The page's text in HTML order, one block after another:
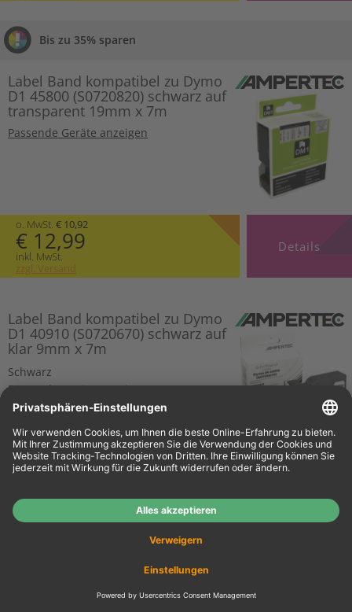
Bis zu 35% sparen
Label Band kompatibel zu Dymo
D1 45800 (S0720820) schwarz auf
transparent 19mm x 7m
Passende Geräte anzeigen
o. MwSt. € 10,92
€ 12,99
inkl. MwSt.
zzgl. Versand
Details
Label Band kompatibel zu Dymo
D1 40910 (S0720670) schwarz auf
klar 9mm x 7m
Schwarz
Passende Geräte anzeigen
o. MwSt.€ 6,71
€ 7,98
zzgl. Versand
(S0720680) schwarz auf weiß